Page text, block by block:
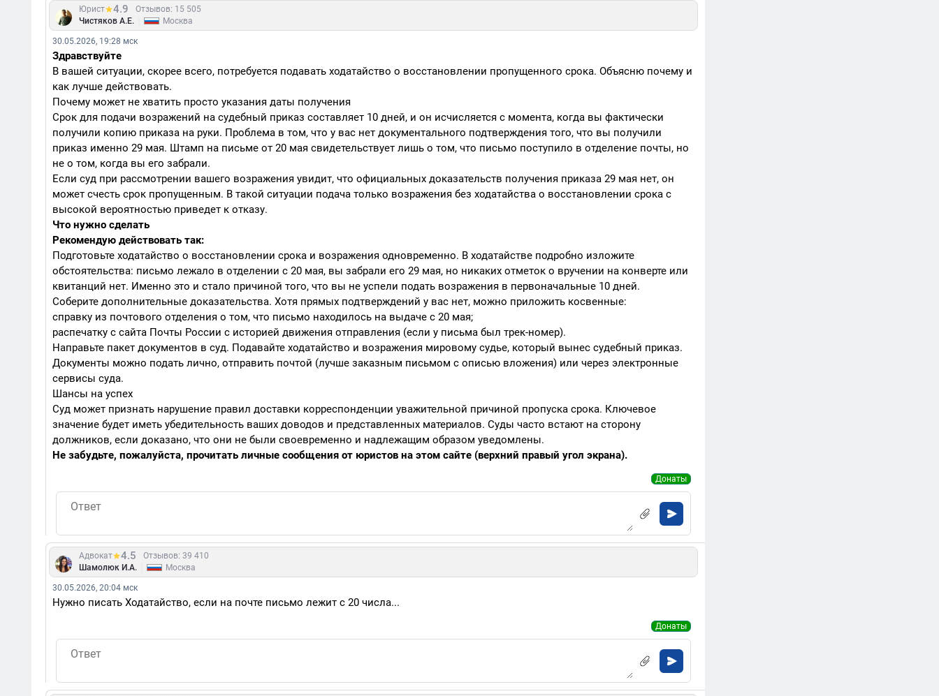
Юрист 4.9
Отзывов: 15 505
Чистяков А.Е.
Москва
30.05.2026, 19:28 мск
Здравствуйте
В вашей ситуации, скорее всего, потребуется подавать ходатайство о восстановлении пропущенного срока. Объясню почему и
как лучше действовать.
Почему может не хватить просто указания даты получения
Срок для подачи возражений на судебный приказ составляет 10 дней, и он исчисляется с момента, когда вы фактически
получили копию приказа на руки. Проблема в том, что у вас нет документального подтверждения того, что вы получили
приказ именно 29 мая. Штамп на письме от 20 мая свидетельствует лишь о том, что письмо поступило в отделение почты, но
не о том, когда вы его забрали.
Если суд при рассмотрении вашего возражения увидит, что официальных доказательств получения приказа 29 мая нет, он
может счесть срок пропущенным. В такой ситуации подача только возражения без ходатайства о восстановлении срока с
высокой вероятностью приведет к отказу.
Что нужно сделать
Рекомендую действовать так:
Подготовьте ходатайство о восстановлении срока и возражения одновременно. В ходатайстве подробно изложите
обстоятельства: письмо лежало в отделении с 20 мая, вы забрали его 29 мая, но никаких отметок о вручении на конверте или
квитанций нет. Именно это и стало причиной того, что вы не успели подать возражения в первоначальные 10 дней.
Соберите дополнительные доказательства. Хотя прямых подтверждений у вас нет, можно приложить косвенные:
справку из почтового отделения о том, что письмо находилось на выдаче с 20 мая;
распечатку с сайта Почты России с историей движения отправления (если у письма был трек-номер).
Направьте пакет документов в суд. Подавайте ходатайство и возражения мировому судье, который вынес судебный приказ.
Документы можно подать лично, отправить почтой (лучше заказным письмом с описью вложения) или через электронные
сервисы суда.
Шансы на успех
Суд может признать нарушение правил доставки корреспонденции уважительной причиной пропуска срока. Ключевое
значение будет иметь убедительность ваших доводов и представленных материалов. Суды часто встают на сторону
должников, если доказано, что они не были своевременно и надлежащим образом уведомлены.
Не забудьте, пожалуйста, прочитать личные сообщения от юристов на этом сайте (верхний правый угол экрана).
Донаты
Адвокат 4.5
Отзывов: 39 410
Шамолюк И.А.
Москва
30.05.2026, 20:04 мск
Нужно писать Ходатайство, если на почте письмо лежит с 20 числа...
Донаты